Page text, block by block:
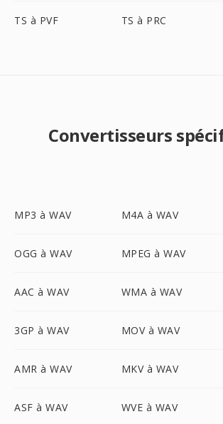
TS à PVF TS à PRC
Convertisseurs
MP3 à WAV M4A à WAV
OGG à WAV MPEG à WAV
AAC à WAV WMA à WAV
3GP à WAV MOV à WAV
AMR à WAV MKV à WAV
ASF à WAV WVE à WAV